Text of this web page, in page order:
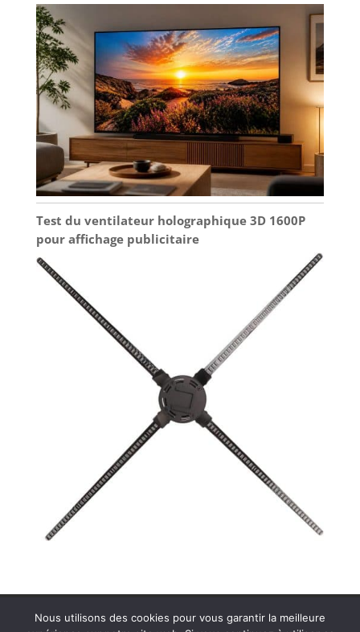
Test du ventilateur holographique 3D 1600P
pour affichage publicitaire
Contactez MDS Cinéson
Plan de site
Nous utilisons des cookies pour vous garantir la meilleure